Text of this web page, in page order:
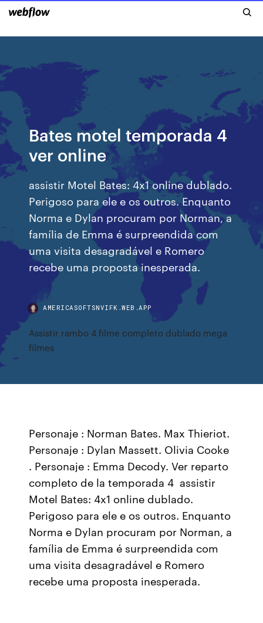
Bates motel temporada 4
ver online
assistir Motel Bates: 4x1 online dublado.
Perigoso para ele e os outros. Enquanto
Norma e Dylan procuram por Norman, a
família de Emma é surpreendida com
uma visita desagradável e Romero
recebe uma proposta inesperada.
AMERICASOFTSNVIFK.WEB.APP
Assistir rambo 4 filme completo dublado mega
filmes
Personaje : Norman Bates. Max Thieriot.
Personaje : Dylan Massett. Olivia Cooke
. Personaje : Emma Decody. Ver reparto
completo de la temporada 4 assistir
Motel Bates: 4x1 online dublado.
Perigoso para ele e os outros. Enquanto
Norma e Dylan procuram por Norman, a
família de Emma é surpreendida com
uma visita desagradável e Romero
recebe uma proposta inesperada.